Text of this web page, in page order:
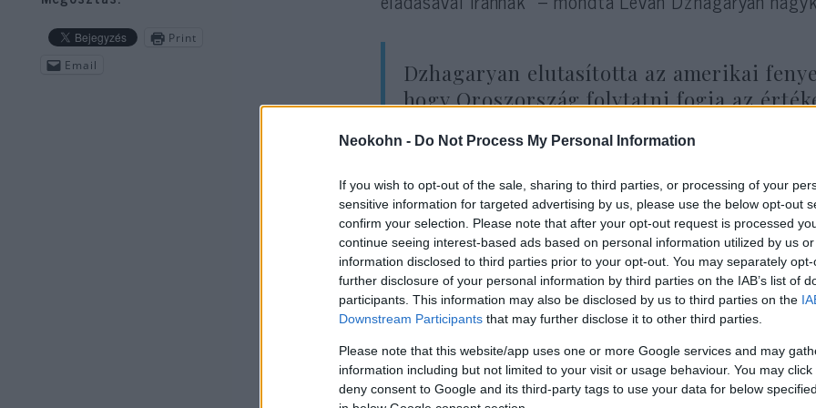
Neokohn - Do Not Process My Personal Information
If you wish to opt-out of the sale, sharing to third parties, or processing of your
sensitive information for targeted advertising by us, please use the below opt-out
confirm your selection. Please note that after your opt-out request is processed
continue seeing interest-based ads based on personal information utilized by us
information disclosed to third parties prior to your opt-out. You may separately
further disclosure of your personal information by third parties on the IAB’s list of
participants. This information may also be disclosed by us to third parties on the
Downstream Participants that may further disclose it to other third parties.
Please note that this website/app uses one or more Google services and may
information including but not limited to your visit or usage behaviour. You may
deny consent to Google and its third-party tags to use your data for below
Dzhagaryan elutasította az amerikai
hogy Oroszország folytatni fogja az
„Mint ismeretes, Irán részére már korábban eladtunk
problémája az S-400-as Iránnak való eladásával,
Dzhagaryan. Az S-300-as légvédelmi rendszer,
is, 300 kilométeren belül képes bármely
érzékelni.
Trump: egy iráni
torolunk meg
Print
Email